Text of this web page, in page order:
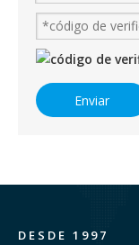
Enviar
DESDE 1997